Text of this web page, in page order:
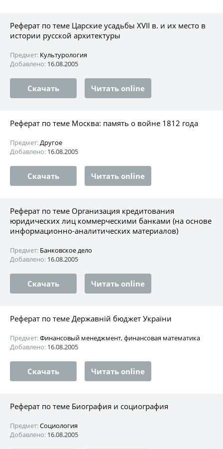
Реферат по теме Царские усадьбы XVII в. и их место в
истории русской архитектуры
Предмет: Культурология
Добавлено: 16.08.2005
Скачать Читать online
Реферат по теме Москва: память о войне 1812 года
Предмет:Другое
Добавлено: 16.08.2005
Скачать Читать online
Реферат по теме Организация кредитования
юридических лиц коммерческими банками (на основе
информационно-аналитических материалов)
Предмет: Банковское дело
Добавлено: 16.08.2005
Скачать Читать online
Реферат по теме Державній бюджет України
Предмет:Финансовый менеджмент, финансовая математика
Добавлено: 16.08.2005
Скачать Читать online
Реферат по теме Биография и социография
Предмет:Социология
Добавлено: 16.08.2005